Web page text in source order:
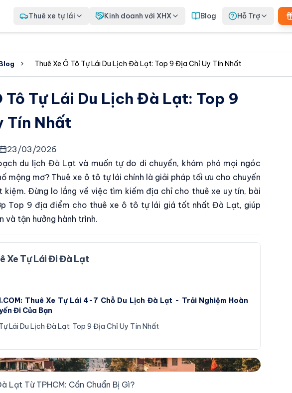
Thuê xe tự lái Kinh doanh với XHX Blog Hỗ Trợ
Thuê Xe Ô Tô Tự Lái Du Lịch Đà Lạt: Top 9 Địa Chỉ Uy Tín Nhất
Tô Tự Lái Du Lịch Đà Lạt: Top 9
Tín Nhất
23/03/2026
du lịch Đà Lạt và muốn tự do di chuyển, khám phá mọi ngóc
mộng mơ? Thuê xe ô tô tự lái chính là giải pháp tối ưu cho chuyến
kiệm. Đừng lo lắng về việc tìm kiếm địa chỉ cho thuê xe uy tín, bài
Top 9 địa điểm cho thuê xe ô tô tự lái giá tốt nhất Đà Lạt, giúp
và tận hưởng hành trình.
Xe Tự Lái Đi Đà Lạt
Thuê Xe Tự Lái 4-7 Chỗ Du Lịch Đà Lạt - Trải Nghiệm Hoàn
Đi Của Bạn
Lái Du Lịch Đà Lạt: Top 9 Địa Chỉ Uy Tín Nhất
tự lái du lịch Đà Lạt
Lạt Từ TPHCM: Cần Chuẩn Bị Gì?